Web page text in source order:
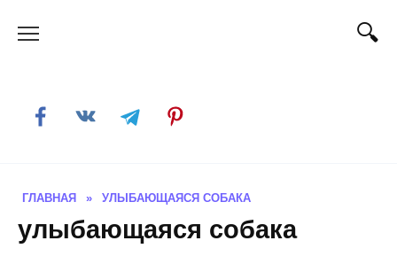
ГЛАВНАЯ » УЛЫБАЮЩАЯСЯ СОБАКА
улыбающаяся собака